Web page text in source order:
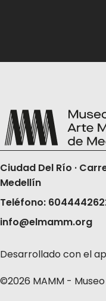
Ciudad Del Río ·
Medellín
Teléfono:
info@elmamm.org
Desarrollado con el
©2026 MAMM -